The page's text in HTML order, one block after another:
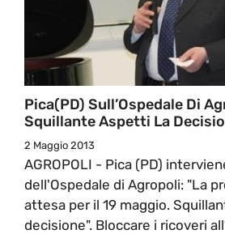
Pica(PD) Sull’Ospedale Di
Squillante Aspetti La
2 Maggio 2013
AGROPOLI - Pica (PD)
dell'Ospedale di Agropoli: "La
attesa per il 19 maggio.
decisione". Bloccare i ricoveri